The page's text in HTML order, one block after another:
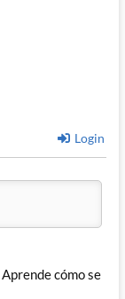
Login
Aprende cómo se